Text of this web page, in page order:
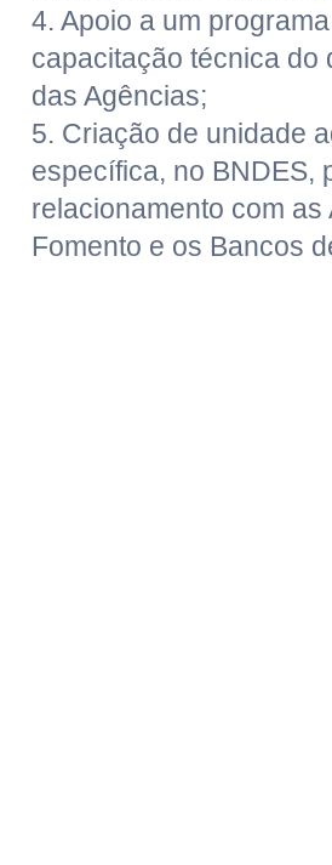
4. Apoio a um
capacitação técnica do
das Agências;
5. Criação de unidade
específica, no BNDES,
relacionamento com as
Fomento e os Bancos